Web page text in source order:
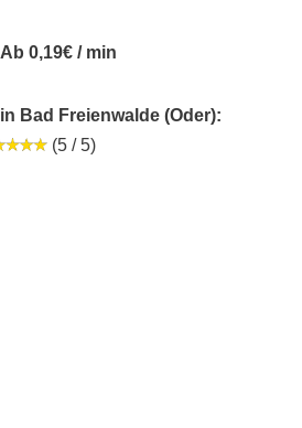
Ab 0,19€ / min
in Bad Freienwalde (Oder):
(5 / 5)